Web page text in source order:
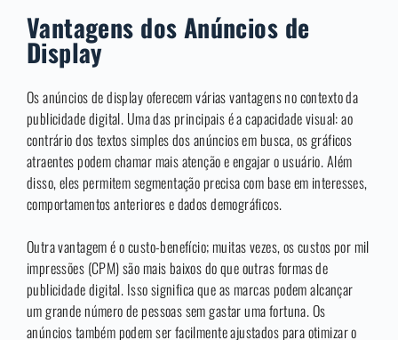
Vantagens dos Anúncios de
Display
Os anúncios de display oferecem várias vantagens no contexto da
publicidade digital. Uma das principais é a capacidade visual: ao
contrário dos textos simples dos anúncios em busca, os gráficos
atraentes podem chamar mais atenção e engajar o usuário. Além
disso, eles permitem segmentação precisa com base em interesses,
comportamentos anteriores e dados demográficos.
Outra vantagem é o custo-benefício; muitas vezes, os custos por mil
impressões (CPM) são mais baixos do que outras formas de
publicidade digital. Isso significa que as marcas podem alcançar
um grande número de pessoas sem gastar uma fortuna. Os
anúncios também podem ser facilmente ajustados para otimizar o